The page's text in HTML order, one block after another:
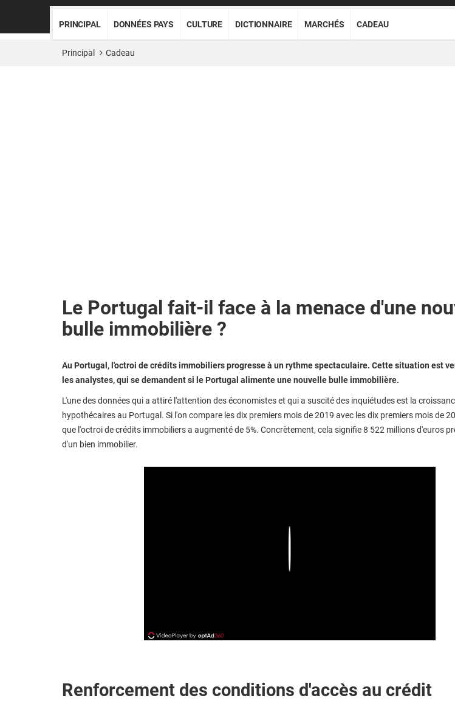
PRINCIPAL DONNÉES PAYS CULTURE DICTIONNAIRE MARCHÉS CADEAU
Principal Cadeau
Le Portugal fait-il face à la menace d'une
bulle immobilière ?
Au Portugal, l'octroi de crédits immobiliers progresse à un rythme spectaculaire. Cette situation est
les analystes, qui se demandent si le Portugal alimente une nouvelle bulle immobilière.
L'une des données qui a attiré l'attention des économistes et qui a suscité des inquiétudes est la
hypothécaires au Portugal. Si l'on compare les dix premiers mois de 2019 avec les dix premiers mois de
que l'octroi de crédits immobiliers a augmenté de 5%. Concrètement, cela signifie 8 522 millions d'euros
d'un bien immobilier.
Renforcement des conditions d'accès au crédit